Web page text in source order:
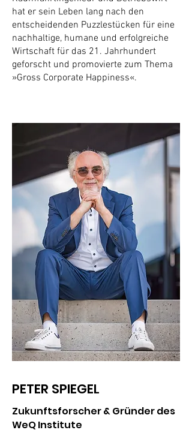
hat er sein Leben lang nach den
entscheidenden Puzzlestücken für eine
nachhaltige, humane und erfolgreiche
Wirtschaft für das 21. Jahrhundert
geforscht und promovierte zum Thema
»Gross Corporate Happiness«.
PETER SPIEGEL
Zukunftsforscher & Gründer des
WeQ Institute